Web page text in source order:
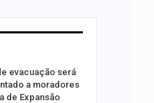
evacuação será
a moradores
de Expansão